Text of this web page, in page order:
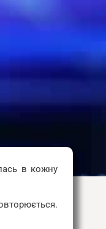
в кожну